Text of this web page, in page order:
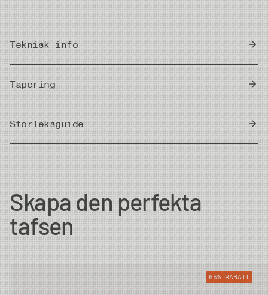
Teknisk info
Country of Origin Japan
Tapering
Storleksguide
Meter/Cm|Fot/Tum
Butt Diam. Tip Diam. Strength
0X 0.64mm 0.285mm 5.6kg
1X 0.64mm 0.26mm 4.9kg
4kg
Skapa den perfekta
tafsen
65% RABATT